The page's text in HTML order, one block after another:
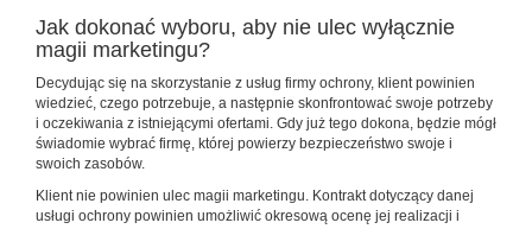
Jak dokonać wyboru, aby nie ulec wyłącznie
magii marketingu?
Decydując się na skorzystanie z usług firmy ochrony, klient powinien
wiedzieć, czego potrzebuje, a następnie skonfrontować swoje potrzeby
i oczekiwania z istniejącymi ofertami. Gdy już tego dokona, będzie mógł
świadomie wybrać firmę, której powierzy bezpieczeństwo swoje i
swoich zasobów.
Klient nie powinien ulec magii marketingu. Kontrakt dotyczący danej
usługi ochrony powinien umożliwić okresową ocenę jej realizacji i